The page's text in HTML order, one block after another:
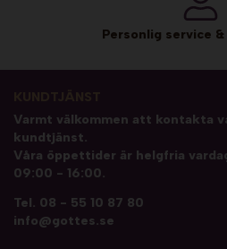
Personlig service
Varmt välkommen att kontakta
kundtjänst.
Våra öppettider är helgfria
09:00 - 16:00.
Tel. 08 - 55 10 87 80
info@gottes.se